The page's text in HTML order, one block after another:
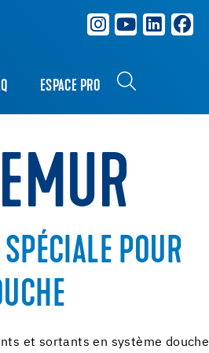
ESPACE PRO
POUR
et sortants en système douche